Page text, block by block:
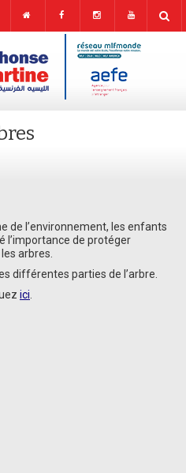
de l’environnement, les enfants
l’importance de protéger
arbres.
différentes parties de l’arbre.
ici